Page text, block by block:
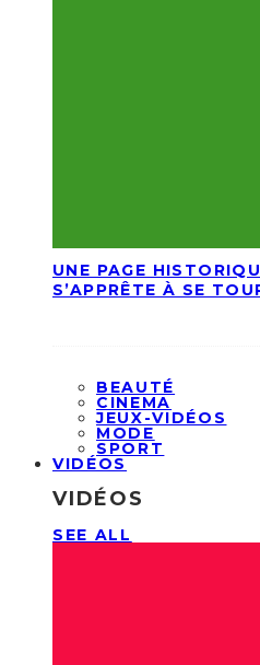
UNE PAGE
S’APPRÊTE À SE
BEAUTÉ
CINEMA
JEUX-VIDÉOS
MODE
SPORT
VIDÉOS
VIDÉOS
SEE ALL